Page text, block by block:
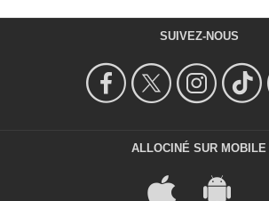
SUIVEZ-NOUS
ALLOCINÉ SUR MOBILE